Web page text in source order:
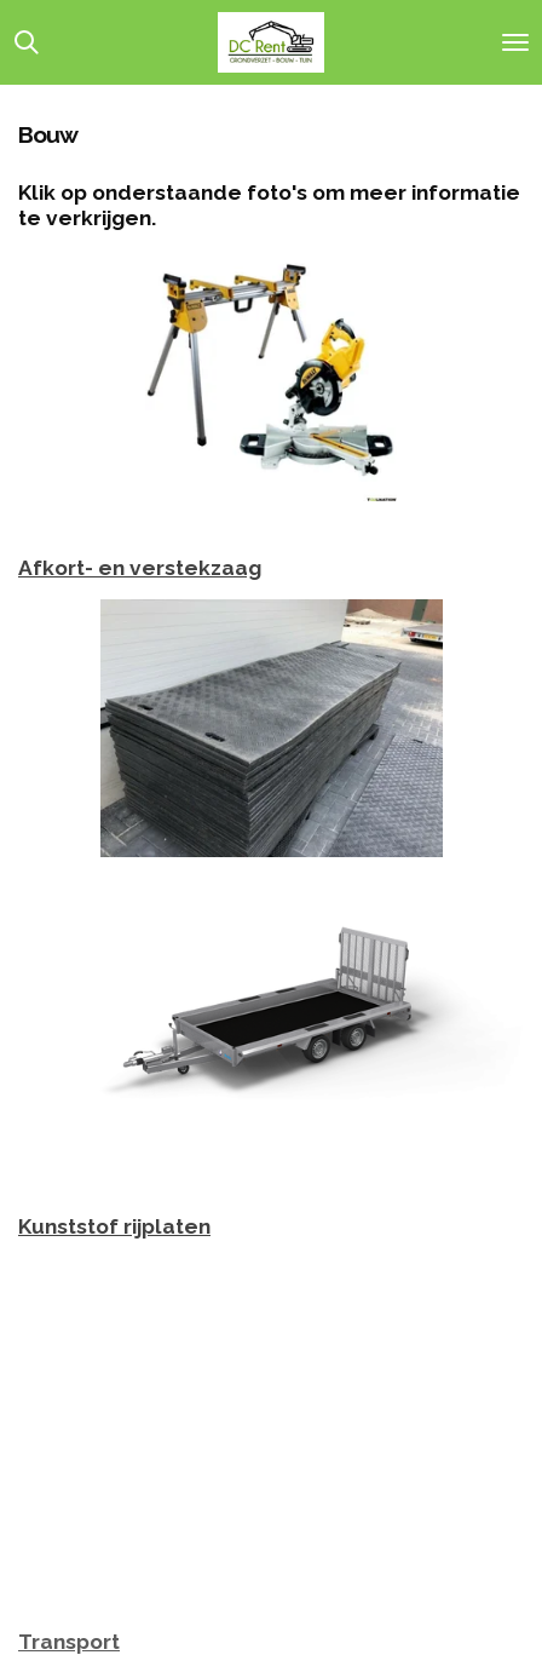
direct
hoofdinhoud
Bouw
Klik op onderstaande foto's om meer informatie
te verkrijgen.
Afkort- en verstekzaag
Kunststof rijplaten
Transport